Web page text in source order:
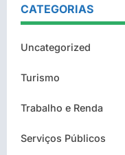
CATEGORIAS
Uncategorized
Turismo
Trabalho e Renda
Serviços Públicos